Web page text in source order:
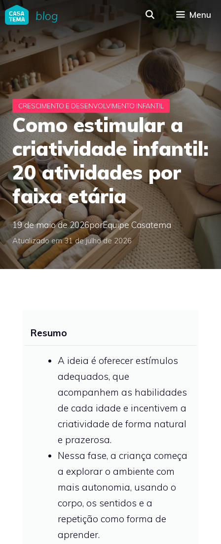
Pular
para
o
conteúdo
Menu
Como estimular a
criatividade infantil:
20 atividades por
faixa etária
19 de maio de 2026porEquipe Casatema
Atualizado em 31 de julho de 2026
Resumo
A ideia é oferecer estímulos
adequados, que
acompanhem as habilidades
de cada idade e incentivem a
criatividade de forma natural
e prazerosa.
Nessa fase, a criança começa
a explorar o ambiente com
mais autonomia, usando o
corpo, os sentidos e a
repetição como forma de
aprender.